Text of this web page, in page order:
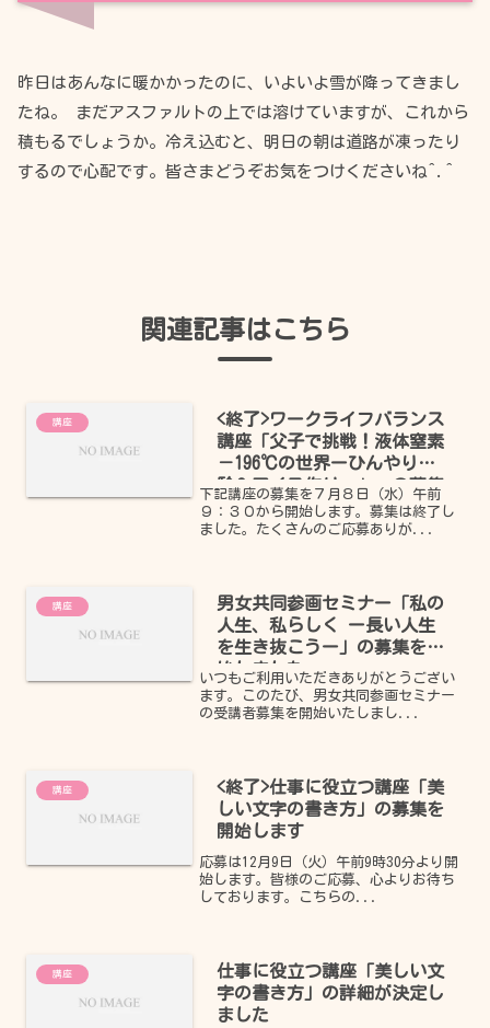
昨日はあんなに暖かかったのに、いよいよ雪が降ってきまし
たね。 まだアスファルトの上では溶けていますが、これから
積もるでしょうか。冷え込むと、明日の朝は道路が凍ったり
するので心配です。皆さまどうぞお気をつけくださいね^.^
関連記事はこちら
講座
<終了>ワークライフバランス
講座「父子で挑戦！液体窒素
－196℃の世界ーひんやり実
験＆アイス作りー」 の募集
を開始します
下記講座の募集を７月８日（水）午前
９：３０から開始します。募集は終了し
ました。たくさんのご応募ありが...
講座
男女共同参画セミナー「私の
人生、私らしく ー長い人生
を生き抜こうー」の募集を開
始しました
いつもご利用いただきありがとうござい
ます。このたび、男女共同参画セミナー
の受講者募集を開始いたしまし...
講座
<終了>仕事に役立つ講座「美
しい文字の書き方」の募集を
開始します
応募は12月9日（火）午前9時30分より開
始します。皆様のご応募、心よりお待ち
しております。こちらの...
講座
仕事に役立つ講座「美しい文
字の書き方」の詳細が決定し
ました